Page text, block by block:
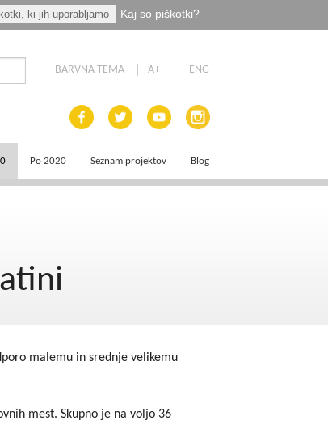
ki jih uporabljamo Kaj so piškotki?
BARVNA TEMA A+ ENG
Po 2020 Seznam projektov Blog
malemu in srednje velikemu
mest. Skupno je na voljo 36